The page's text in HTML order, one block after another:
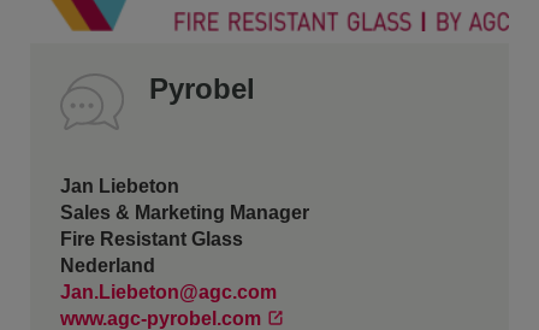
Pyrobel
Jan Liebeton
Sales & Marketing Manager
Fire Resistant Glass
Nederland
Jan.Liebeton@agc.com
www.agc-pyrobel.com